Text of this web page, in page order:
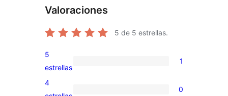
Valoraciones
5 de 5 estrellas.
1
valoración
de
5
estrellas
1
4
0